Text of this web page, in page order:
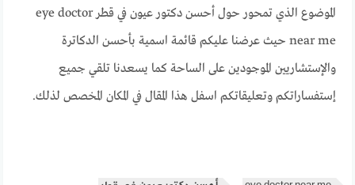
الموضوع الذي تمحور حول أحسن دكتور عيون في قطر eye doctor
near me حيث عرضنا عليكم قائمة اسمية بأحسن الدكاترة
والإستشاريين الموجودين على الساحة كما يسعدنا تلقي جميع
إستفساراتكم وتعليقاتكم اسفل هذا المقال في المكان المخصص لذلك.